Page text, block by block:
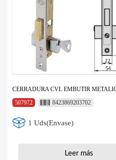
CERRADURA CVL EMBUTIR
507972
8423869203702
1 Uds(Envase)
Leer más